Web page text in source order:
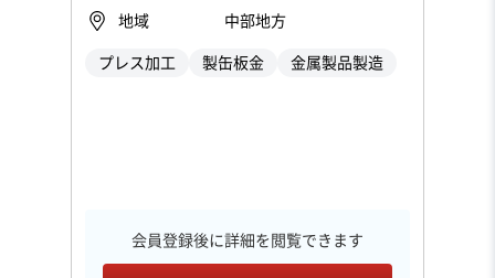
地域 中部地方
プレス加工 製缶板金 金属製品製造
会員登録後に詳細を閲覧できます